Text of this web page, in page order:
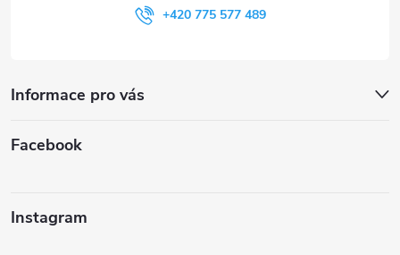
+420 775 577 489
Informace pro vás
Facebook
Instagram